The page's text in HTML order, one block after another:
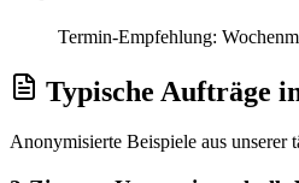
Termin-Empfehlung:
Typische Aufträge
Anonymisierte Beispiele aus